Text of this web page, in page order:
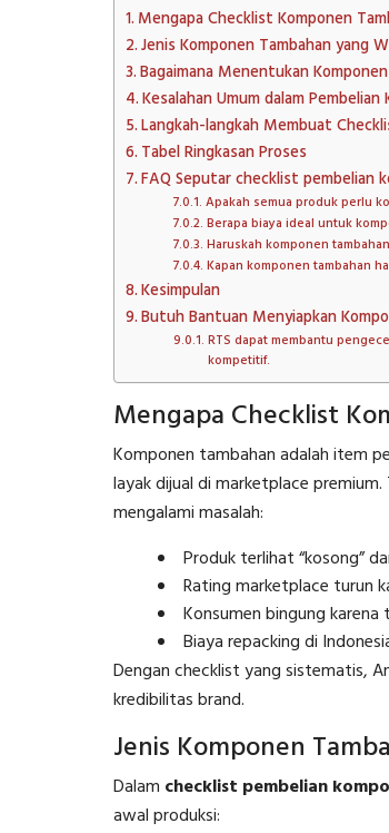
Mengapa Checklist Komponen
Jenis Komponen Tambahan yang
Bagaimana Menentukan
Kesalahan Umum dalam
Langkah-langkah Membuat
Tabel Ringkasan Proses
FAQ Seputar checklist pembelian
Apakah semua produk perlu
Berapa biaya ideal untuk
Haruskah komponen
Kapan komponen tambahan
Kesimpulan
Butuh Bantuan Menyiapkan
RTS dapat membantu
kompetitif.
Mengapa Checklist
Komponen tambahan adalah item
layak dijual di marketplace
mengalami masalah:
Produk terlihat “kosong”
Rating marketplace turun
Konsumen bingung karena
Biaya repacking di
Dengan checklist yang sistematis,
kredibilitas brand.
Jenis Komponen
Dalam checklist pembelian
awal produksi: